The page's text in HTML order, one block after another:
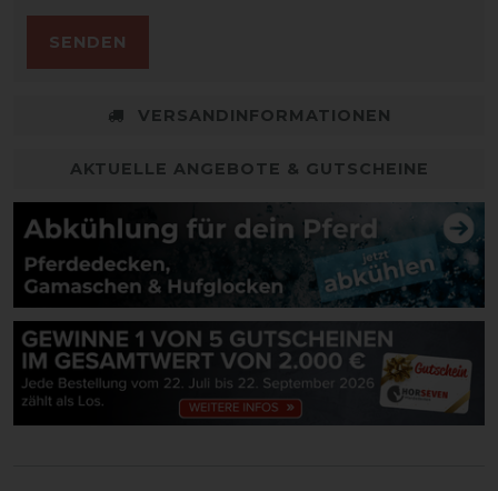
SENDEN
VERSANDINFORMATIONEN
AKTUELLE ANGEBOTE & GUTSCHEINE